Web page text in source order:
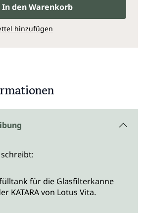
In den Warenkorb
hinzufügen
für die Glasfilterkanne
KATARA von Lotus Vita.